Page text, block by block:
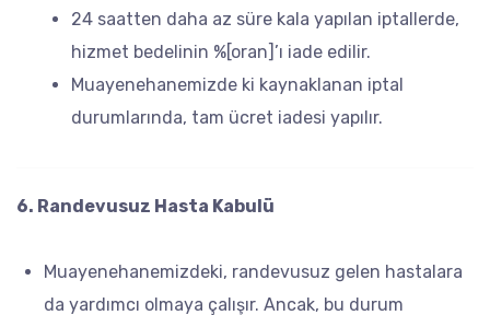
24 saatten daha az süre kala yapılan iptallerde,
hizmet bedelinin %[oran]’ı iade edilir.
Muayenehanemizde ki kaynaklanan iptal
durumlarında, tam ücret iadesi yapılır.
6. Randevusuz Hasta Kabulü
Muayenehanemizdeki, randevusuz gelen hastalara
da yardımcı olmaya çalışır. Ancak, bu durum